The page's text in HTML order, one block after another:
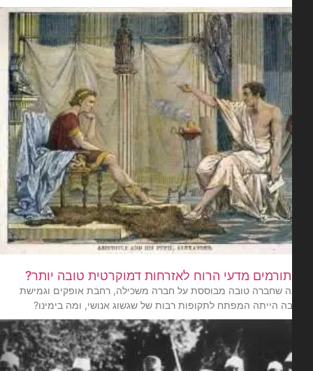
מדעי הרוח לאזרחות דמוקרטית טובה יותר?
שחברה טובה מבוססת על חברה משכילה, רחבת אופקים וגמישת
הייתה המפתח לתקופות רבות של שגשוג אנושי, ומה בימינו?